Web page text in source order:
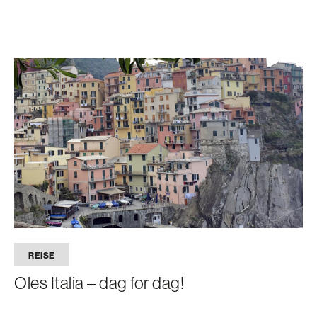
REISE
Oles Italia – dag for dag!